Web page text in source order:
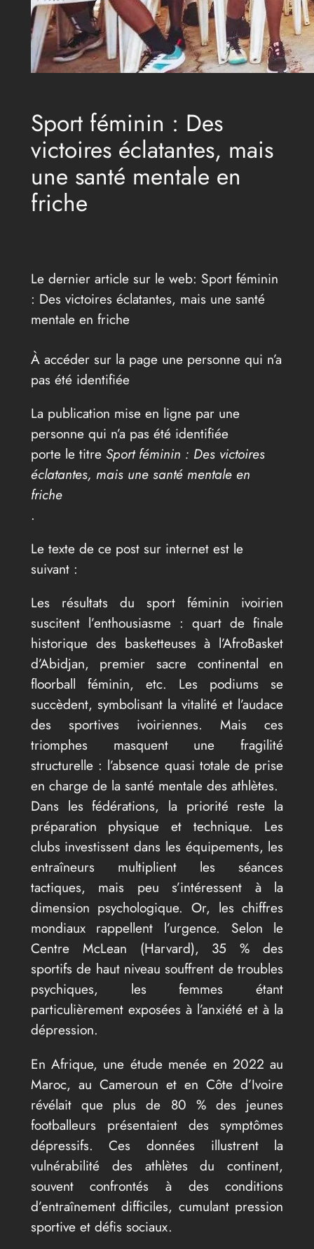
Sport féminin : Des
victoires éclatantes, mais
une santé mentale en
friche
Le dernier article sur le web: Sport féminin
: Des victoires éclatantes, mais une santé
mentale en friche
À accéder sur la page une personne qui n’a
pas été identifiée
La publication mise en ligne par une
personne qui n’a pas été identifiée
porte le titre Sport féminin : Des victoires
éclatantes, mais une santé mentale en
friche
.
Le texte de ce post sur internet est le
suivant :
Les résultats du sport féminin ivoirien
suscitent l’enthousiasme : quart de finale
historique des basketteuses à l’AfroBasket
d’Abidjan, premier sacre continental en
floorball féminin, etc. Les podiums se
succèdent, symbolisant la vitalité et l’audace
des sportives ivoiriennes. Mais ces
triomphes masquent une fragilité
structurelle : l’absence quasi totale de prise
en charge de la santé mentale des athlètes.
Dans les fédérations, la priorité reste la
préparation physique et technique. Les
clubs investissent dans les équipements, les
entraîneurs multiplient les séances
tactiques, mais peu s’intéressent à la
dimension psychologique. Or, les chiffres
mondiaux rappellent l’urgence. Selon le
Centre McLean (Harvard), 35 % des
sportifs de haut niveau souffrent de troubles
psychiques, les femmes étant
particulièrement exposées à l’anxiété et à la
dépression.
En Afrique, une étude menée en 2022 au
Maroc, au Cameroun et en Côte d’Ivoire
révélait que plus de 80 % des jeunes
footballeurs présentaient des symptômes
dépressifs. Ces données illustrent la
vulnérabilité des athlètes du continent,
souvent confrontés à des conditions
d’entraînement difficiles, cumulant pression
sportive et défis sociaux.